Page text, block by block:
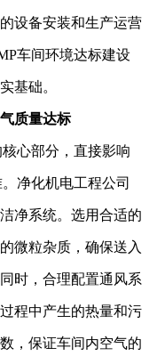
设备安装和生产运营
车间环境达标建设
基础。
质量达标
心部分，直接影响
净化机电工程公司
净系统。选用合适的
微粒杂质，确保送入
时，合理配置通风系
程中产生的热量和污
，保证车间内空气的